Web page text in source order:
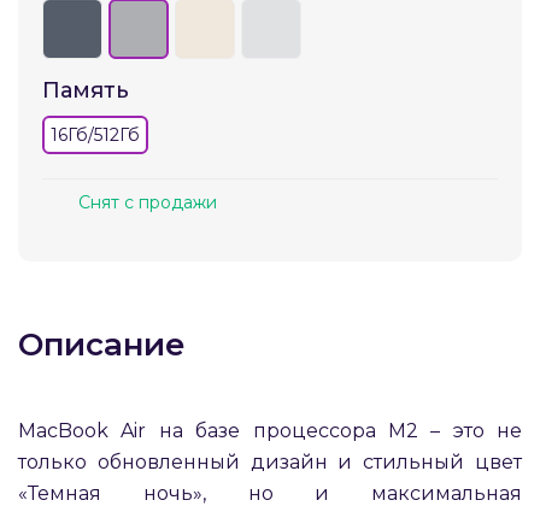
Память
16Гб/512Гб
Снят с продажи
Описание
MacBook Air на базе процессора M2 – это не
только обновленный дизайн и стильный цвет
«Темная ночь», но и максимальная
Оставшиеся
списываться
по25%
25
раз в 2
Остались вопросы?
8 800 302-02-51